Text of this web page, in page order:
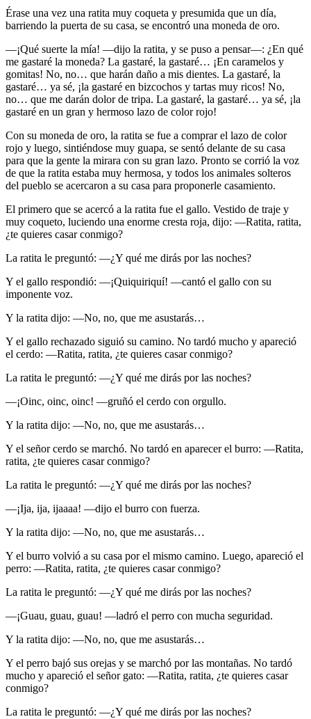
Érase una vez una ratita muy coqueta y presumida que un día,
barriendo la puerta de su casa, se encontró una moneda de oro.
—¡Qué suerte la mía! —dijo la ratita, y se puso a pensar—: ¿En qué
me gastaré la moneda? La gastaré, la gastaré… ¡En caramelos y
gomitas! No, no… que harán daño a mis dientes. La gastaré, la
gastaré… ya sé, ¡la gastaré en bizcochos y tartas muy ricos! No,
no… que me darán dolor de tripa. La gastaré, la gastaré… ya sé, ¡la
gastaré en un gran y hermoso lazo de color rojo!
Con su moneda de oro, la ratita se fue a comprar el lazo de color
rojo y luego, sintiéndose muy guapa, se sentó delante de su casa
para que la gente la mirara con su gran lazo. Pronto se corrió la voz
de que la ratita estaba muy hermosa, y todos los animales solteros
del pueblo se acercaron a su casa para proponerle casamiento.
El primero que se acercó a la ratita fue el gallo. Vestido de traje y
muy coqueto, luciendo una enorme cresta roja, dijo: —Ratita, ratita,
¿te quieres casar conmigo?
La ratita le preguntó: —¿Y qué me dirás por las noches?
Y el gallo respondió: —¡Quiquiriquí! —cantó el gallo con su
imponente voz.
Y la ratita dijo: —No, no, que me asustarás…
Y el gallo rechazado siguió su camino. No tardó mucho y apareció
el cerdo: —Ratita, ratita, ¿te quieres casar conmigo?
La ratita le preguntó: —¿Y qué me dirás por las noches?
—¡Oinc, oinc, oinc! —gruñó el cerdo con orgullo.
Y la ratita dijo: —No, no, que me asustarás…
Y el señor cerdo se marchó. No tardó en aparecer el burro: —Ratita,
ratita, ¿te quieres casar conmigo?
La ratita le preguntó: —¿Y qué me dirás por las noches?
—¡Ija, ija, ijaaaa! —dijo el burro con fuerza.
Y la ratita dijo: —No, no, que me asustarás…
Y el burro volvió a su casa por el mismo camino. Luego, apareció el
perro: —Ratita, ratita, ¿te quieres casar conmigo?
La ratita le preguntó: —¿Y qué me dirás por las noches?
—¡Guau, guau, guau! —ladró el perro con mucha seguridad.
Y la ratita dijo: —No, no, que me asustarás…
Y el perro bajó sus orejas y se marchó por las montañas. No tardó
mucho y apareció el señor gato: —Ratita, ratita, ¿te quieres casar
conmigo?
La ratita le preguntó: —¿Y qué me dirás por las noches?